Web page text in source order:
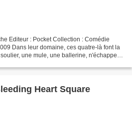
Editeur : Pocket Collection : Comédie
Dans leur domaine, ces quatre-là font la
une mule, une ballerine, n'échappent
Heart Square